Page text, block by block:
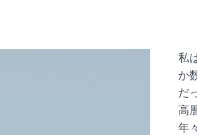
私
か
だ
高
年